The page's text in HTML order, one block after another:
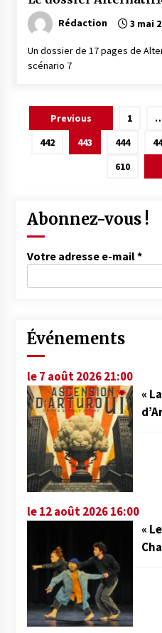
Rédaction 3 mai
Un dossier de 17 pages de
scénario 7
Pagination
des
publications
Previous 1
442
443 444
610
Abonnez-vous !
Votre adresse e-mail*
Événements
le 7 août 2026 21:00
«
le 12 août 2026 16:00
«